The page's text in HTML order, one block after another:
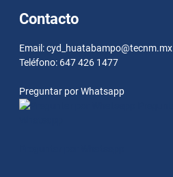
Contacto
Email: cyd_huatabampo@tecnm.mx
Teléfono: 647 426 1477
Preguntar por Whatsapp